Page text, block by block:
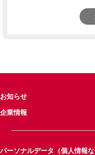
お知らせ
企業情報
パーソナルデータ（個人情報